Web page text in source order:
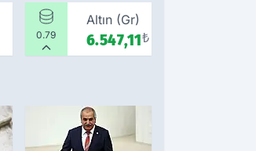
0.79
Altın (Gr)
6.547,11₺